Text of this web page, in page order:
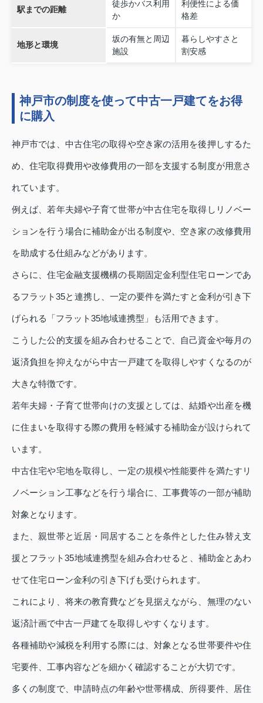
駅までの距離
徒歩かバス利用
か
利便性による価
格差
地形と環境
坂の有無と周辺
施設
暮らしやすさと
割安感
神戸市の制度を使って中古一戸建てをお得
に購入
神戸市では、中古住宅の取得や空き家の活用を後押しするた
め、住宅取得費用や改修費用の一部を支援する制度が用意さ
れています。
例えば、若年夫婦や子育て世帯が中古住宅を取得しリノベー
ションを行う場合に補助金が出る制度や、空き家の改修費用
を助成する仕組みなどがあります。
さらに、住宅金融支援機構の長期固定金利型住宅ローンであ
るフラット35と連携し、一定の要件を満たすと金利が引き下
げられる「フラット35地域連携型」も活用できます。
こうした公的支援を組み合わせることで、自己資金や毎月の
返済負担を抑えながら中古一戸建てを取得しやすくなるのが
大きな特徴です。
若年夫婦・子育て世帯向けの支援としては、結婚や出産を機
に住まいを取得する際の費用を軽減する補助金が設けられて
います。
中古住宅や宅地を取得し、一定の規模や性能要件を満たすリ
ノベーション工事などを行う場合に、工事費等の一部が補助
対象となります。
また、親世帯と近居・同居することを条件とした住み替え支
援とフラット35地域連携型を組み合わせると、補助金とあわ
せて住宅ローン金利の引き下げも受けられます。
これにより、将来の教育費などを見据えながら、無理のない
返済計画で中古一戸建てを取得しやすくなります。
各種補助や減税を利用する際には、対象となる世帯要件や住
宅要件、工事内容などを細かく確認することが大切です。
多くの制度で、申請時点の年齢や世帯構成、所得要件、居住